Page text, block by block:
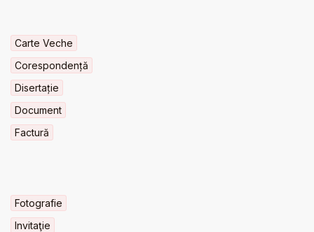
Carte Veche
Corespondență
Disertație
Document
Factură
Fotografie
Invitaţie